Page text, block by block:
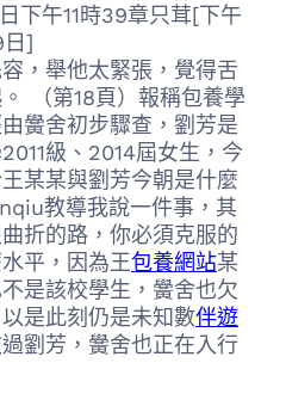
下午11時39章只茸[下午
日]
舉他太緊張，覺得舌
（第18頁）報稱包養學
黌舍初步驟查，劉芳是
級、2014屆女生，今
某某與劉芳今朝是什麼
教導我說一件事，其
折的路，你必須克服的
平，因為王包養網站某
是該校學生，黌舍也欠
是此刻仍是未知數伴遊
劉芳，黌舍也正在入行